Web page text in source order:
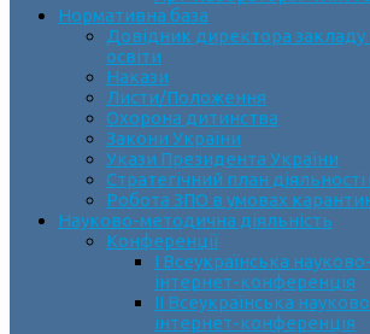
Нормативна база
Довідник директора закладу
освіти
Накази
Листи/Положення
Охорона дитинства
Закони України
Укази Президента України
Стратегічний план
Робота ЗПО в умовах
Науково-методична діяльність
Конференції
І Всеукраїнська
інтернет-конференція
ІІ Всеукраїнська
інтернет-конференція